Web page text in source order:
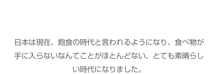
日本は現在、飽食の時代と言われるようになり、食べ物が
手に入らないなんてことがほとんどない、とても素晴らし
い時代になりました。